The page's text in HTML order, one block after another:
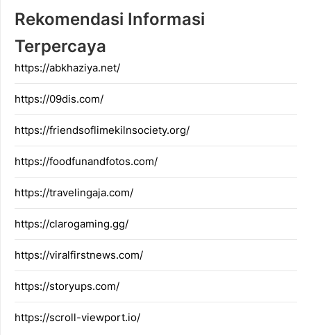
Rekomendasi Informasi
Terpercaya
https://abkhaziya.net/
https://09dis.com/
https://friendsoflimekilnsociety.org/
https://foodfunandfotos.com/
https://travelingaja.com/
https://clarogaming.gg/
https://viralfirstnews.com/
https://storyups.com/
https://scroll-viewport.io/